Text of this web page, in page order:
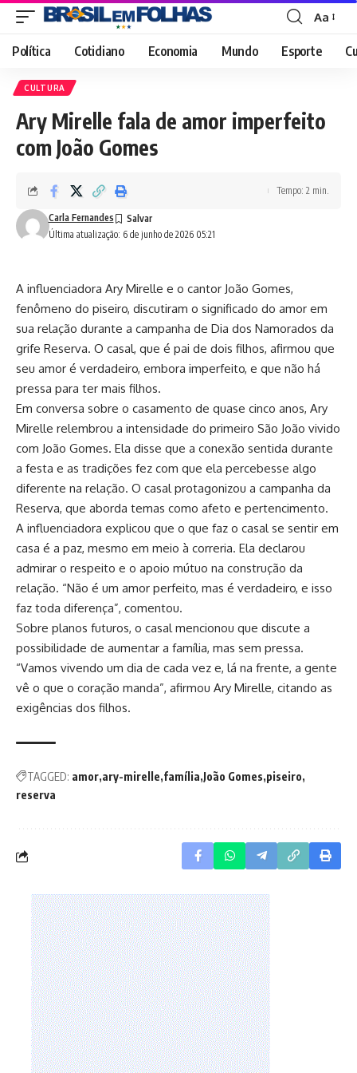
Font
Resizer
Aa
Política Cotidiano Economia Mundo Esporte
CULTURA
Ary Mirelle fala de amor imperfeito
com João Gomes
Última atualização: 6 de junho de 2026 05:21
Carla Fernandes
Tempo: 2 min.
A influenciadora Ary Mirelle e o cantor João Gomes,
fenômeno do piseiro, discutiram o significado do amor em
sua relação durante a campanha de Dia dos Namorados da
grife Reserva. O casal, que é pai de dois filhos, afirmou que
seu amor é verdadeiro, embora imperfeito, e que não há
pressa para ter mais filhos.
Em conversa sobre o casamento de quase cinco anos, Ary
Mirelle relembrou a intensidade do primeiro São João vivido
com João Gomes. Ela disse que a conexão sentida durante
a festa e as tradições fez com que ela percebesse algo
diferente na relação. O casal protagonizou a campanha da
Reserva, que aborda temas como afeto e pertencimento.
A influenciadora explicou que o que faz o casal se sentir em
casa é a paz, mesmo em meio à correria. Ela declarou
admirar o respeito e o apoio mútuo na construção da
relação. “Não é um amor perfeito, mas é verdadeiro, e isso
faz toda diferença”, comentou.
Sobre planos futuros, o casal mencionou que discute a
possibilidade de aumentar a família, mas sem pressa.
“Vamos vivendo um dia de cada vez e, lá na frente, a gente
vê o que o coração manda”, afirmou Ary Mirelle, citando as
exigências dos filhos.
TAGGED: amor ary-mirelle família João Gomes piseiro
reserva